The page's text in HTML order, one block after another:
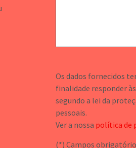
Os dados fornecidos
finalidade responder
segundo a lei da
pessoais.
Ver a nossa política de
(*) Campos